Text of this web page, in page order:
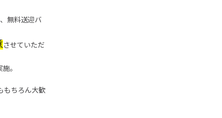
無料送迎バ
させていただ
。
もちろん大歓